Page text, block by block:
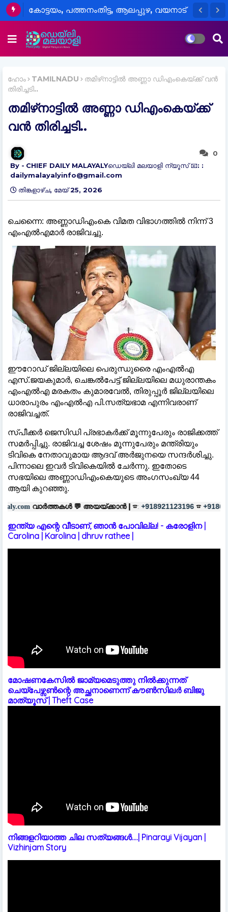
കോട്ടയം, പത്തനംതിട്ട, ആലപ്പുഴ, വയനാട്
സ്ഥാപനങ്ങൾക്ക് നാളെ അവധി
ഹോം TAMILNADU
തമിഴ്‌നാട്ടിൽ അണ്ണാ ഡിഎംകെയ്ക്ക് വൻ
തിരിച്ചടി..
തമിഴ്‌നാട്ടിൽ അണ്ണാ ഡിഎംകെയ്ക്ക്
വൻ തിരിച്ചടി..
0
CHIEF DAILY MALAYALYഡെയ്‌ലി മലയാളി ന്യൂസ് 📧: :
dailymalayalyinfo@gmail.com
തിങ്കളാഴ്‌ച, മേയ് 25, 2026
ചെന്നൈ: അണ്ണാഡിഎംകെ വിമത വിഭാഗത്തിൽ നിന്ന് 3
എംഎൽഎമാർ രാജിവച്ചു.
ഈറോഡ് ജില്ലയിലെ പെരുന്ധുരൈ എംഎൽഎ
എസ്.ജയകുമാർ, ചെങ്കൽപേട്ട് ജില്ലയിലെ മധുരാന്തകം
എംഎൽഎ മരകതം കുമാരവേൽ, തിരുപ്പൂർ ജില്ലയിലെ
ധാരാപുരം എംഎൽഎ പി.സത്യഭാമ എന്നിവരാണ്
രാജിവച്ചത്.
സ്പീക്കർ ജെസിഡി പ്രഭാകർക്ക് മൂന്നുപേരും രാജിക്കത്ത്
സമർപ്പിച്ചു. രാജിവച്ച ശേഷം മൂന്നുപേരും മന്ത്രിയും
ടിവികെ നേതാവുമായ ആദവ് അർജുനയെ സന്ദർശിച്ചു.
പിന്നാലെ ഇവർ ടിവികെയിൽ ചേർന്നു. ഇതോടെ
സഭയിലെ അണ്ണാഡിഎംകെയുടെ അംഗസംഖ്യ 44
ആയി കുറഞ്ഞു.
💬അയയ്ക്കാൻ | ☎: +918921123196 ☎ +918606657037
ഇന്ത്യ എന്റെ വീടാണ്, ഞാൻ പോവില്ല! - കരോളിന |
Carolina | Karolina | dhruv rathee |
മോഷണകേസിൽ ജാമ്യമെടുത്തു നിൽക്കുന്നത്
ചെയ്പേഴ്സൺന്റെ അച്ഛനാണെന്ന് കൗൺസിലർ ബിജു
മാത്യൂസ് | Theft Case
നിങ്ങളറിയാത്ത ചില സത്യങ്ങൾ....| Pinarayi Vijayan |
Vizhinjam Story